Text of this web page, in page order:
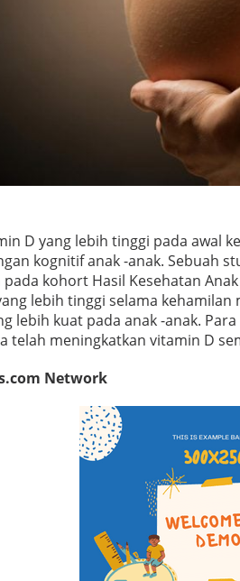
D yang lebih tinggi pada awal
kognitif anak -anak. Sebuah
kohort Hasil Kesehatan
lebih tinggi selama
lebih kuat pada anak -anak.
telah meningkatkan vitamin D
Network